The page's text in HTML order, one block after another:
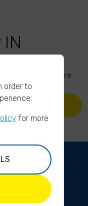
others to take
order to
for more